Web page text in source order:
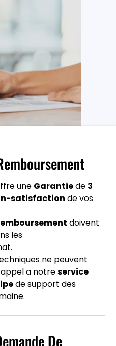
une Garantiede 3
satisfaction de vos
doivent
les
ne peuvent
appel a notreservice
de support des
De